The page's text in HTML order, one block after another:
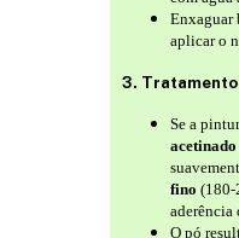
Enxaguar
aplicar o
3.
Se a
fino (180-
aderência
O pó